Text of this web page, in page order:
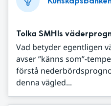
Tolka SMHIs
Vad betyder egentligen
avser ”känns som”-
förstå
denna vägled...